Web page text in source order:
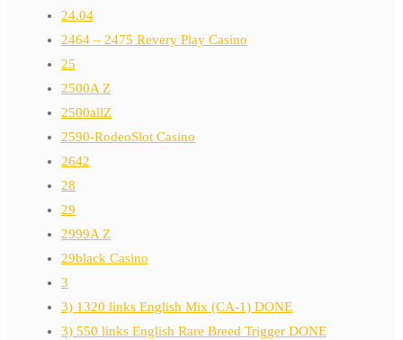
24.04
2464 – 2475 Revery Play Casino
25
2500A Z
2500allZ
2590-RodeoSlot Casino
2642
28
29
2999A Z
29black Casino
3
3) 1320 links English Mix (CA-1) DONE
3) 550 links English Rare Breed Trigger DONE